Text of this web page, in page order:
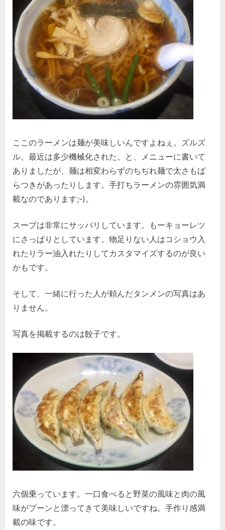
ここのラーメンは麺が美味しいんですよねぇ。ズルズ
ル。最近は多少機械化された。と、メニューに書いて
ありましたが、麺は相変わらずのちぢれ麺で太さもば
らつきがあったりします。手打ちラーメンの雰囲気満
載なのであります;-)。
スープは非常にサッパリしています。もーキョーレツ
にさっぱりとしています。物足りない人はコショウ入
れたりラー油入れたりしてカスタマイズするのが良い
かもです。
そして、一緒に行った人が頼んだタンメンの写真はあ
りません。
写真を掲載するのは餃子です。
六個乗っています。一口食べると野菜の風味と肉の風
味がプーンと漂ってきて美味しいですね。手作り感満
載の味です。